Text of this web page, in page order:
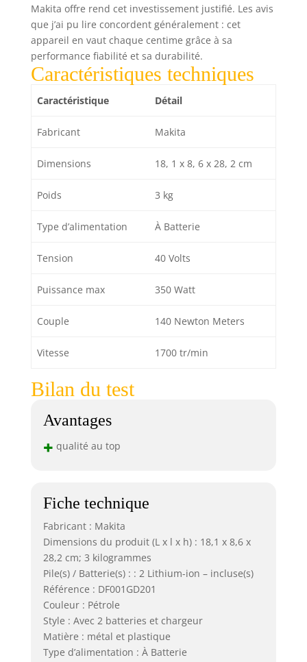
Makita offre rend cet investissement justifié. Les avis
que j’ai pu lire concordent généralement : cet
appareil en vaut chaque centime grâce à sa
performance fiabilité et sa durabilité.
Caractéristiques techniques
Caractéristique Détail
Fabricant Makita
Dimensions 18, 1 x 8, 6 x 28, 2 cm
Poids 3 kg
Type d’alimentation À Batterie
Tension 40 Volts
Puissance max 350 Watt
Couple 140 Newton Meters
Vitesse 1700 tr/min
Bilan du test
Avantages
+ qualité au top
Fiche technique
Fabricant : Makita
Dimensions du produit (L x l x h) : 18,1 x 8,6 x
28,2 cm; 3 kilogrammes
Pile(s) / Batterie(s) : : 2 Lithium-ion – incluse(s)
Référence : DF001GD201
Couleur : Pétrole
Style : Avec 2 batteries et chargeur
Matière : métal et plastique
Type d’alimentation : À Batterie